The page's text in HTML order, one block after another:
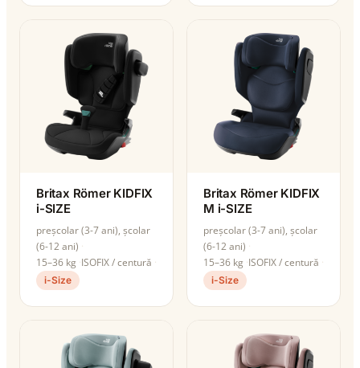
Britax Römer KIDFIX
i-SIZE
preșcolar (3-7 ani), școlar
(6-12 ani)
15–36 kg ISOFIX / centură
i-Size
Britax Römer KIDFIX
M i-SIZE
preșcolar (3-7 ani), școlar
(6-12 ani)
15–36 kg ISOFIX / centură
i-Size